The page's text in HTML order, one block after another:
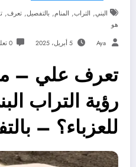
البني, التراب, المنام, بالتفصيل, تعرف,
هو
Aya 5 أبريل، 2025 0 تعليقات
تعرف علي –
رؤية التراب
للعزباء؟ –